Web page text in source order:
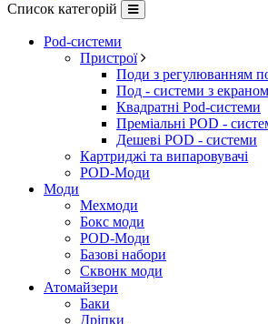
Список категорій
Pod-системи
Пристрої
Поди з регулюванням
Под - системи з екраном
Квадратні Pod-системи
Преміальні POD -
Дешеві POD - системи
Картриджі та випаровувачі
POD-Моди
Моди
Мехмоди
Бокс моди
POD-Моди
Базові набори
Сквонк моди
Атомайзери
Баки
Дріпки